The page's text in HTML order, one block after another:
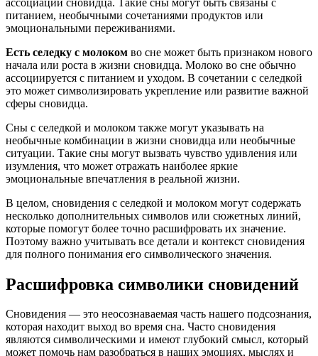
питанием, необычными сочетаниями продуктов или
эмоциональными переживаниями.
Есть селедку с молоком во сне может быть признаком нового
начала или роста в жизни сновидца. Молоко во сне обычно
ассоциируется с питанием и уходом. В сочетании с селедкой
это может символизировать укрепление или развитие важной
сферы сновидца.
Сны с селедкой и молоком также могут указывать на
необычные комбинации в жизни сновидца или необычные
ситуации. Такие сны могут вызвать чувство удивления или
изумления, что может отражать наиболее яркие
эмоциональные впечатления в реальной жизни.
В целом, сновидения с селедкой и молоком могут содержать
несколько дополнительных символов или сюжетных линий,
которые помогут более точно расшифровать их значение.
Поэтому важно учитывать все детали и контекст сновидения
для полного понимания его символического значения.
Расшифровка символики сновидений
Сновидения — это неосознаваемая часть нашего подсознания,
которая находит выход во время сна. Часто сновидения
являются символическими и имеют глубокий смысл, который
может помочь нам разобраться в наших эмоциях, мыслях и